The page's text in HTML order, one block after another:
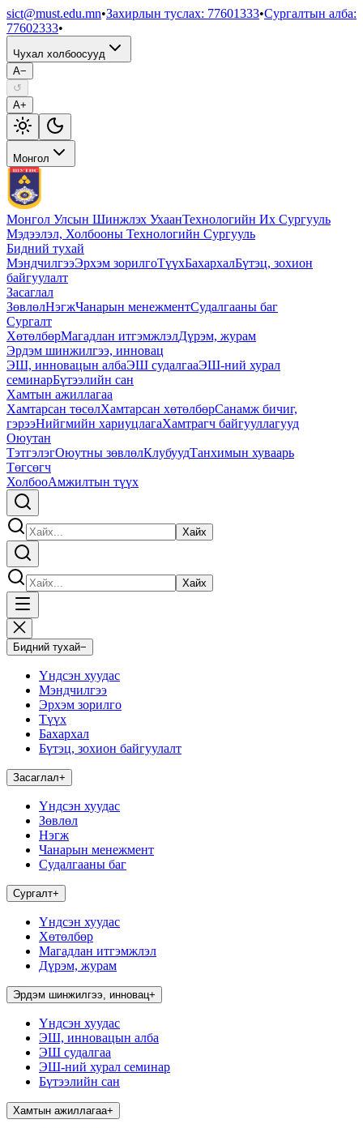
sict@must.edu.mn•Захирлын туслах: 77601333•Сургалтын алба:
77602333•
Чухал холбоосууд
A−
↺
A+
Монгол
Монгол Улсын Шинжлэх УхаанТехнологийн Их Сургууль
Мэдээлэл, Холбооны Технологийн Сургууль
Бидний тухай
МэндчилгээЭрхэм зорилгоТүүхБахархалБүтэц, зохион
байгуулалт
Засаглал
ЗөвлөлНэгжЧанарын менежментСудалгааны баг
Сургалт
ХөтөлбөрМагадлан итгэмжлэлДүрэм, журам
Эрдэм шинжилгээ, инновац
ЭШ, инновацын албаЭШ судалгааЭШ-ний хурал
семинарБүтээлийн сан
Хамтын ажиллагаа
Хамтарсан төсөлХамтарсан хөтөлбөрСанамж бичиг,
гэрээНийгмийн хариуцлагаХамтрагч байгууллагууд
Оюутан
ТэтгэлэгОюутны зөвлөлКлубуудТанхимын хуваарь
Төгсөгч
ХолбооАмжилтын түүх
Хайх
Хайх
Бидний тухай−
Үндсэн хуудас
Мэндчилгээ
Эрхэм зорилго
Түүх
Бахархал
Бүтэц, зохион байгуулалт
Засаглал+
Үндсэн хуудас
Зөвлөл
Нэгж
Чанарын менежмент
Судалгааны баг
Сургалт+
Үндсэн хуудас
Хөтөлбөр
Магадлан итгэмжлэл
Дүрэм, журам
Эрдэм шинжилгээ, инновац+
Үндсэн хуудас
ЭШ, инновацын алба
ЭШ судалгаа
ЭШ-ний хурал семинар
Бүтээлийн сан
Хамтын ажиллагаа+